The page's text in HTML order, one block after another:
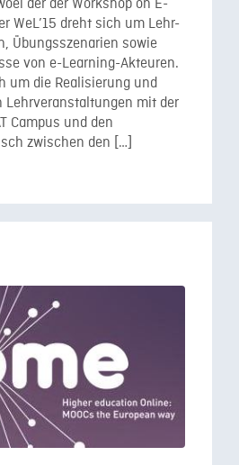
der der Workshop on E-
WeL’15 dreht sich um Lehr-
Übungsszenarien sowie
von e-Learning-Akteuren.
um die Realisierung und
Lehrveranstaltungen mit der
Campus und den
zwischen den […]